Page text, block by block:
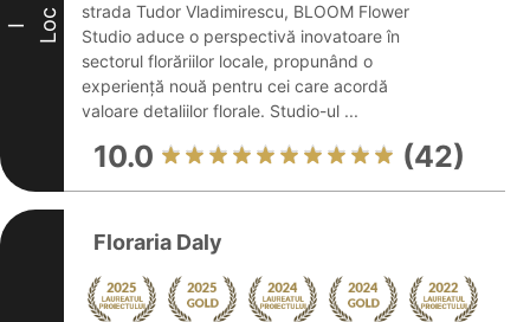
I Loc
strada Tudor Vladimirescu, BLOOM Flower
Studio aduce o perspectivă inovatoare în
sectorul florăriilor locale, propunând o
experiență nouă pentru cei care acordă
valoare detaliilor florale. Studio-ul ...
10.0 (42)
Floraria Daly